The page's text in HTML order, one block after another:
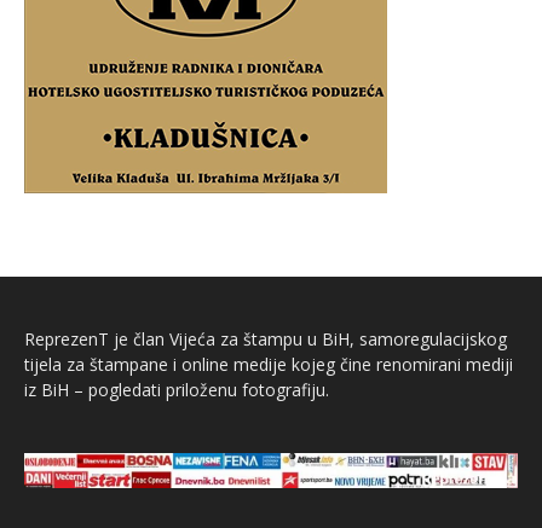
ReprezenT je član Vijeća za štampu u BiH, samoregulacijskog
tijela za štampane i online medije kojeg čine renomirani mediji
iz BiH – pogledati priloženu fotografiju.